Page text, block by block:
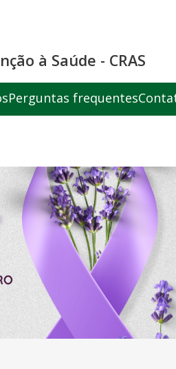
à Saúde - CRAS
Perguntas frequentes